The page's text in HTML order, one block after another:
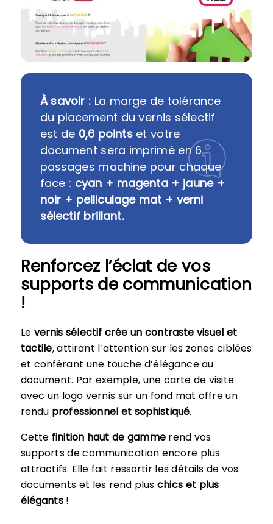
À savoir : La marge de tolérance
du placement du vernis sélectif
est de 0,6 pointset votre
document sera imprimé en 6
passages machine pour chaque
face : cyan + magenta + jaune +
noir + pelliculage mat + verni
sélectif brillant.
Renforcez l’éclat de vos
supports de communication
!
Le vernis sélectif crée un contraste visuel et
tactile, attirant l’attention sur les zones ciblées
et conférant une touche d’élégance au
document. Par exemple, une carte de visite
avec un logo vernis sur un fond mat offre un
rendu professionnel et sophistiqué.
Cette finition haut de gammerend vos
supports de communication encore plus
attractifs. Elle fait ressortir les détails de vos
documents et les rend pluschics et plus
élégants!